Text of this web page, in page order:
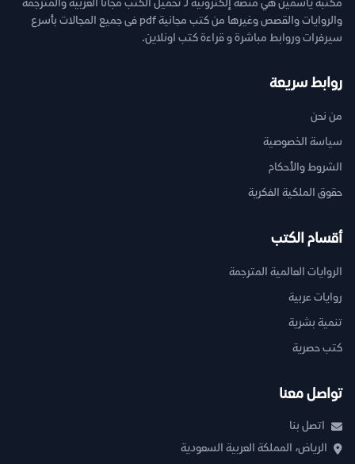
مكتبة ياسمين هي منصة إلكترونية لـ تحميل الكتب مجانا العربية والمترجمة
والروايات والقصص وغيرها من كتب مجانية pdf فى جميع المجالات بأسرع
سيرفرات وروابط مباشرة و قراءة كتب اونلاين.
روابط سريعة
من نحن
سياسة الخصوصية
الشروط والأحكام
حقوق الملكية الفكرية
أقسام الكتب
الروايات العالمية المترجمة
روايات عربية
تنمية بشرية
كتب حصرية
تواصل معنا
اتصل بنا
الرياض، المملكة العربية السعودية